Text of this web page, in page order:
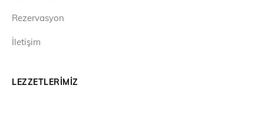
Rezervasyon
İletişim
LEZZETLERIMIZ